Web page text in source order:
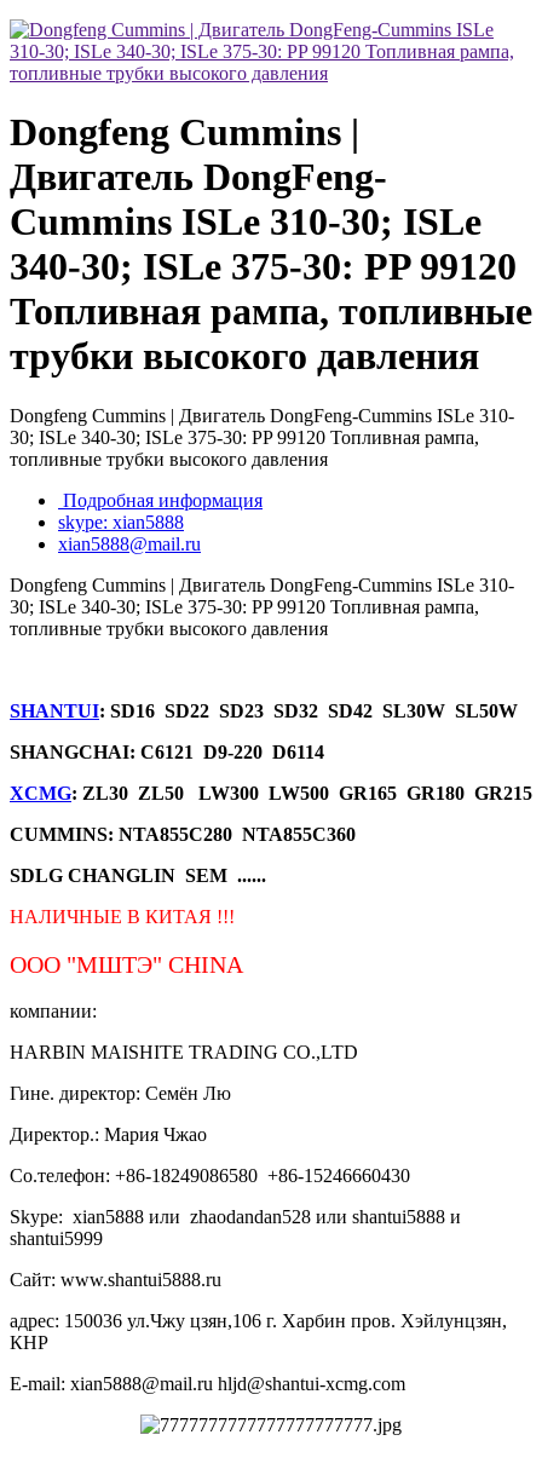
Dongfeng Cummins |
Двигатель DongFeng-
Cummins ISLe 310-30; ISLe
340-30; ISLe 375-30: PP 99120
Топливная рампа, топливные
трубки высокого давления
Dongfeng Cummins | Двигатель DongFeng-Cummins ISLe 310-
30; ISLe 340-30; ISLe 375-30: PP 99120 Топливная рампа,
топливные трубки высокого давления
Подробная информация
skype: xian5888
xian5888@mail.ru
Dongfeng Cummins | Двигатель DongFeng-Cummins ISLe 310-
30; ISLe 340-30; ISLe 375-30: PP 99120 Топливная рампа,
топливные трубки высокого давления
SHANTUI: SD16 SD22 SD23 SD32 SD42 SL30W SL50W
SHANGCHAI: C6121 D9-220 D6114
XCMG: ZL30 ZL50 LW300 LW500 GR165 GR180 GR215
CUMMINS: NTA855C280 NTA855C360
SDLG CHANGLIN SEM ......
НАЛИЧНЫЕ В КИТАЯ !!!
ООО "МШТЭ" CHINA
компании:
HARBIN MAISHITE TRADING CO.,LTD
Гине. директор: Семён Лю
Директор.: Мария Чжао
Со.телефон: +86-18249086580 +86-15246660430
Skype: xian5888 или zhaodandan528 или shantui5888 и
shantui5999
Сайт: www.shantui5888.ru
адрес: 150036 ул.Чжу цзян,106 г. Харбин пров. Хэйлунцзян,
КНР
E-mail: xian5888@mail.ru hljd@shantui-xcmg.com